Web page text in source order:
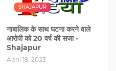
SHAJAPUR
नाबालिक के साथ घटना करने वाले
आरोपी को 20 वर्ष की सजा -
Shajapur
April 19, 2023